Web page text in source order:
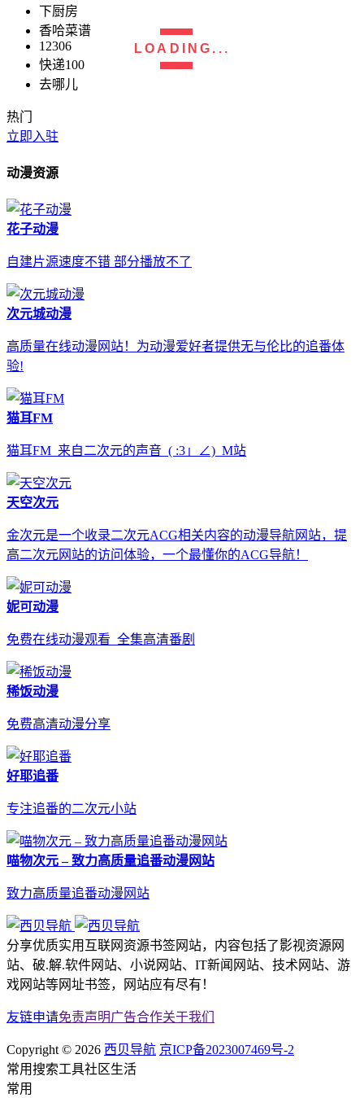
LOADING...
下厨房
香哈菜谱
12306
快递100
去哪儿
热门
立即入驻
动漫资源
花子动漫
自建片源速度不错 部分播放不了
次元城动漫
高质量在线动漫网站！为动漫爱好者提供无与伦比的追番体
验!
猫耳FM
猫耳FM_来自二次元的声音_( :3」∠)_M站
天空次元
金次元是一个收录二次元ACG相关内容的动漫导航网站，提
高二次元网站的访问体验，一个最懂你的ACG导航！
妮可动漫
免费在线动漫观看_全集高清番剧
稀饭动漫
免费高清动漫分享
好耶追番
专注追番的二次元小站
喵物次元 – 致力高质量追番动漫网站
致力高质量追番动漫网站
分享优质实用互联网资源书签网站，内容包括了影视资源网
站、破.解.软件网站、小说网站、IT新闻网站、技术网站、游
戏网站等网址书签，网站应有尽有！
友链申请免责声明广告合作关于我们
Copyright © 2026 西贝导航 京ICP备2023007469号-2
常用搜索工具社区生活
常用